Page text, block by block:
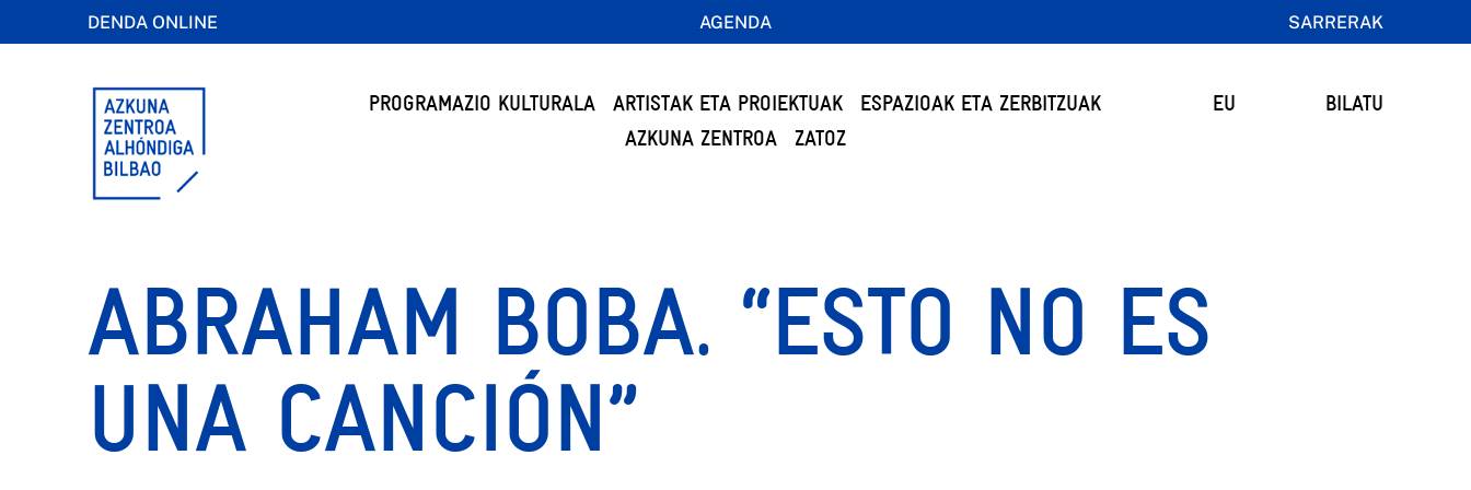
DENDA ONLINE AGENDA SARRERAK
PROGRAMAZIO KULTURALA ARTISTAK ETA PROIEKTUAK
ESPAZIOAK ETA ZERBITZUAK
AZKUNA ZENTROA
ZATOZ
EU BILATU
ABRAHAM BOBA. “ESTO NO ES
UNA CANCIÓN”